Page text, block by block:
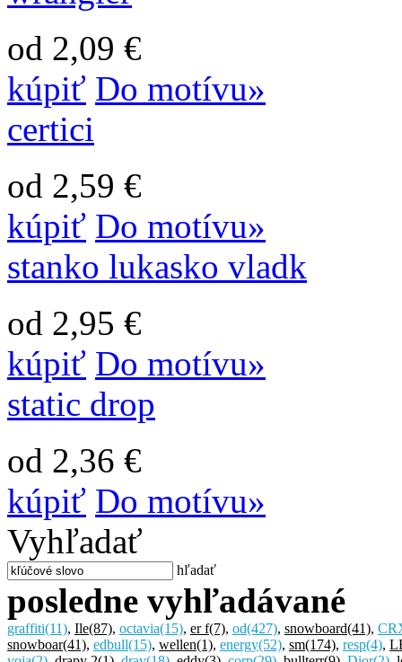
od 2,09 €
kúpiť Do motívu»
certici
od 2,59 €
kúpiť Do motívu»
stanko lukasko vladk
od 2,95 €
kúpiť Do motívu»
static drop
od 2,36 €
kúpiť Do motívu»
Vyhľadať
hľadať
posledne vyhľadávané
graffiti(11), Ile(87), octavia(15), er f(7), od(427), snowboard(41),
snowboar(41), edbull(15), wellen(1), energy(52), sm(174), resp(4),